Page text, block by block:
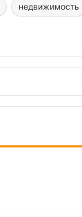
недвижимость